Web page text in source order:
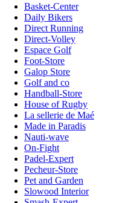
Basket-Center
Daily Bikers
Direct Running
Direct-Volley
Espace Golf
Foot-Store
Galop Store
Golf and co
Handball-Store
House of Rugby
La sellerie de Maé
Made in Paradis
Nauti-wave
On-Fight
Padel-Expert
Pecheur-Store
Pet and Garden
Slowood Interior